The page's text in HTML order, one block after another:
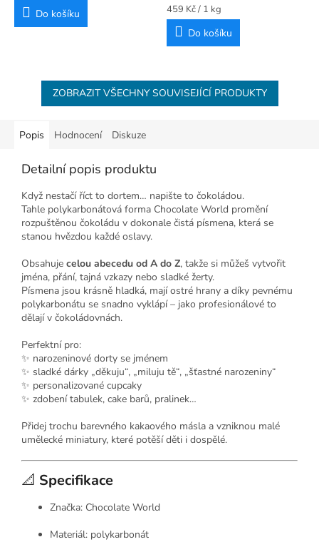
Do košíku
Měrná
cena:
459 Kč / 1 kg
Do košíku
ZOBRAZIT VŠECHNY SOUVISEJÍCÍ PRODUKTY
Popis Hodnocení Diskuze
Detailní popis produktu
Když nestačí říct to dortem… napište to čokoládou.
Tahle polykarbonátová forma Chocolate World promění
rozpuštěnou čokoládu v dokonale čistá písmena, která se
stanou hvězdou každé oslavy.
Obsahuje celou abecedu od A do Z, takže si můžeš vytvořit
jména, přání, tajná vzkazy nebo sladké žerty.
Písmena jsou krásně hladká, mají ostré hrany a díky pevnému
polykarbonátu se snadno vyklápí – jako profesionálové to
dělají v čokoládovnách.
Perfektní pro:
✨ narozeninové dorty se jménem
✨ sladké dárky „děkuju“, „miluju tě“, „šťastné narozeniny“
✨ personalizované cupcaky
✨ zdobení tabulek, cake barů, pralinek…
Přidej trochu barevného kakaového másla a vzniknou malé
umělecké miniatury, které potěší děti i dospělé.
📐 Specifikace
Značka: Chocolate World
Materiál: polykarbonát